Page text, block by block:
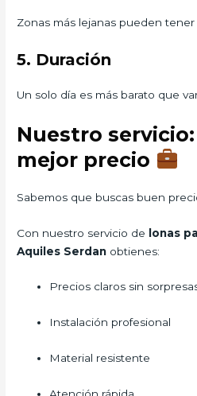
Zonas más lejanas pueden tener
5. Duración
Un solo día es más barato que
Nuestro
mejor precio
Sabemos que buscas buen
Con nuestro servicio de lonas
Aquiles Serdan obtienes:
Precios claros sin
Instalación profesional
Material resistente